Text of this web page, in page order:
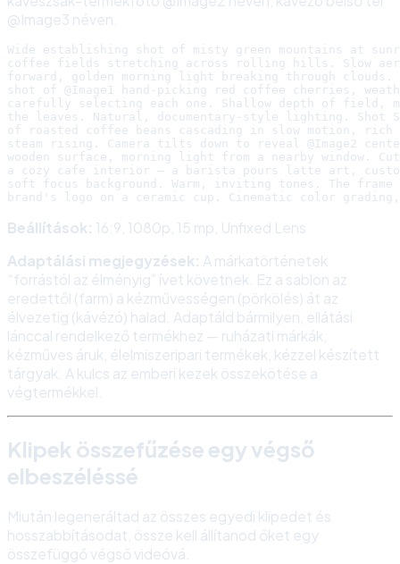
@Image3 néven.
Wide establishing shot of misty green mountains at
coffee fields stretching across rolling hills. Slow
forward, golden morning light breaking through clouds.
shot of @Image1 hand-picking red coffee cherries,
carefully selecting each one. Shallow depth of field,
the leaves. Natural, documentary-style lighting. Shot
of roasted coffee beans cascading in slow motion, rich
steam rising. Camera tilts down to reveal @Image2
wooden surface, morning light from a nearby window. Cut
a cozy cafe interior — a barista pours latte art,
soft focus background. Warm, inviting tones. The
Beállítások: 16:9, 1080p, 15 mp, Unfixed Lens
Adaptálási megjegyzések: A márkatörténetek
“forrástól az élményig” ívet követnek. Ez a sablon az
eredettől (farm) a kézművességen (pörkölés) át az
élvezetig (kávézó) halad. Adaptáld bármilyen, ellátási
lánccal rendelkező termékhez — ruházati márkák,
kézműves áruk, élelmiszeripari termékek, kézzel készített
tárgyak. A kulcs az emberi kezek összekötése a
végtermékkel.
Klipek összefűzése egy végső
elbeszéléssé
Miután legeneráltad az összes egyedi klipedet és
hosszabbításodat, össze kell állítanod őket egy
összefüggő végső videóvá.